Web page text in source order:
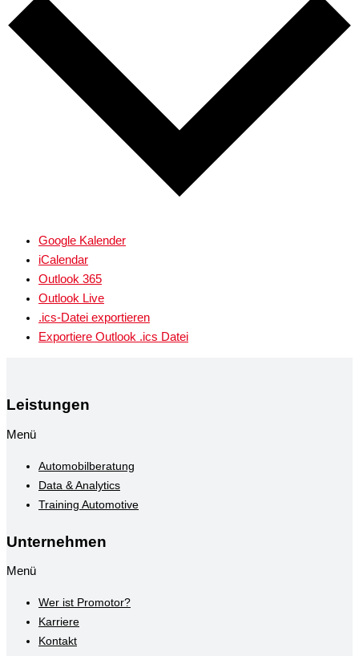
Google Kalender
iCalendar
Outlook 365
Outlook Live
.ics-Datei exportieren
Exportiere Outlook .ics Datei
Leistungen
Menü
Automobilberatung
Data & Analytics
Training Automotive
Unternehmen
Menü
Wer ist Promotor?
Karriere
Kontakt